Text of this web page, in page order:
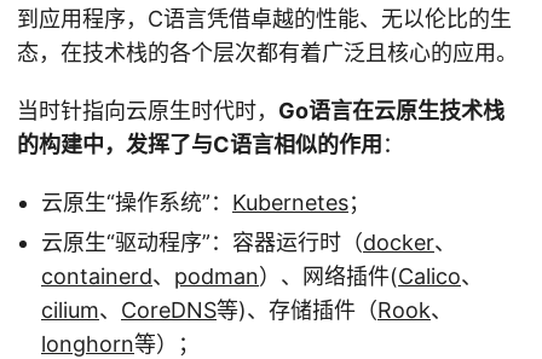
到应用程序，C语言凭借卓越的性能、无以伦比的生
态，在技术栈的各个层次都有着广泛且核心的应用。
当时针指向云原生时代时， Go语言在云原生技术栈
的构建中，发挥了与C语言相似的作用 ：
云原生“操作系统”： Kubernetes；
云原生“驱动程序”：容器运行时（docker、
containerd、 podman）、网络插件(Calico、
cilium、 CoreDNS等)、存储插件（Rook、
longhorn等）；